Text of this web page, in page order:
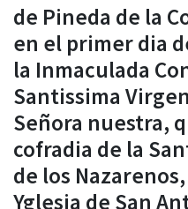
de Pineda de la
en el primer dia
la Inmaculada
Santissima
Señora nuestra,
cofradia de la
de los
Yglesia de San